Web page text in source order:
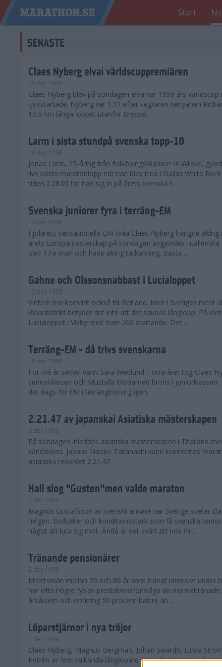
Start
SENASTE
Claes Nyberg elvai världscuppremiären
21 dec 1998
Claes Nyberg blev på söndagen elva när 1999 års
tjuvstartade. Nyberg var 1.11 efter segraren kenyanen
10,5 km långa loppet utanför Bryssel.
Larm i sista stundpå svenska topp-10
16 dec 1998
Jonas Larm, 25-åring från Falköpingsklubben IK Wilske,
livs bästa maratonlopp när han blev trea i Dallas White
tiden 2.28.05 tar han sig in på årets svenska t...
Svenska juniorer fyra i terräng-EM
13 dec 1998
Fjolårets sensationella EM-tvåa Claes Nyberg hängde
årets Europamästerskap på söndagen avgjordes i italienska
blev 17:e man och hade aldrig tätkänning. Bästa ...
Gahne och Olssonsnabbast i Lucialoppet
12 dec 1998
Vintern har kommit också till Gotland. Men i Sveriges mest
löpardistrikt betyder det inte att det saknas långlopp. På
Lucialoppet i Visby med över 200 startande. Det ...
Terräng-EM - då trivs svenskarna
11 dec 1998
För två år sedan vann Sara Wedlund. Förra året tog Claes
seniorklassen och Mustafa Mohamed brons i juniorklassen.
det dags för EM i terränglöpning igen.
2.21.47 av japanskai Asiatiska mästerskapen
6 dec 1998
På söndagen inleddes asiatiska mästerskapen i Thailand
världsklass. Japans Naoko Takahashi vann kvinnornas
asiatiska rekordet 2.21.47.
Hall slog "Gusten"men valde maraton
4 dec 1998
Magnus Gustafsson är svenskt ankare när Sverige spelar
helgen. Bollsäker och konditionsstark som få svenska
något att luta sig mot. Ändå är det svårt att inte mi...
Tränande pensionärer
2 dec 1998
Idrottsmän mellan 70 och 80 år som tränat intensivt under
har ofta högre fysisk prestationsförmåga än
årsåldern och omkring 50 procent bättre än ...
Löparstjärnor i nya tröjor
1 dec 1998
Claes Nyberg, Magnus Bergman, Johan Swärdh, Linda
Petrén är fem välkända långlöpare som idag kan dra på sig